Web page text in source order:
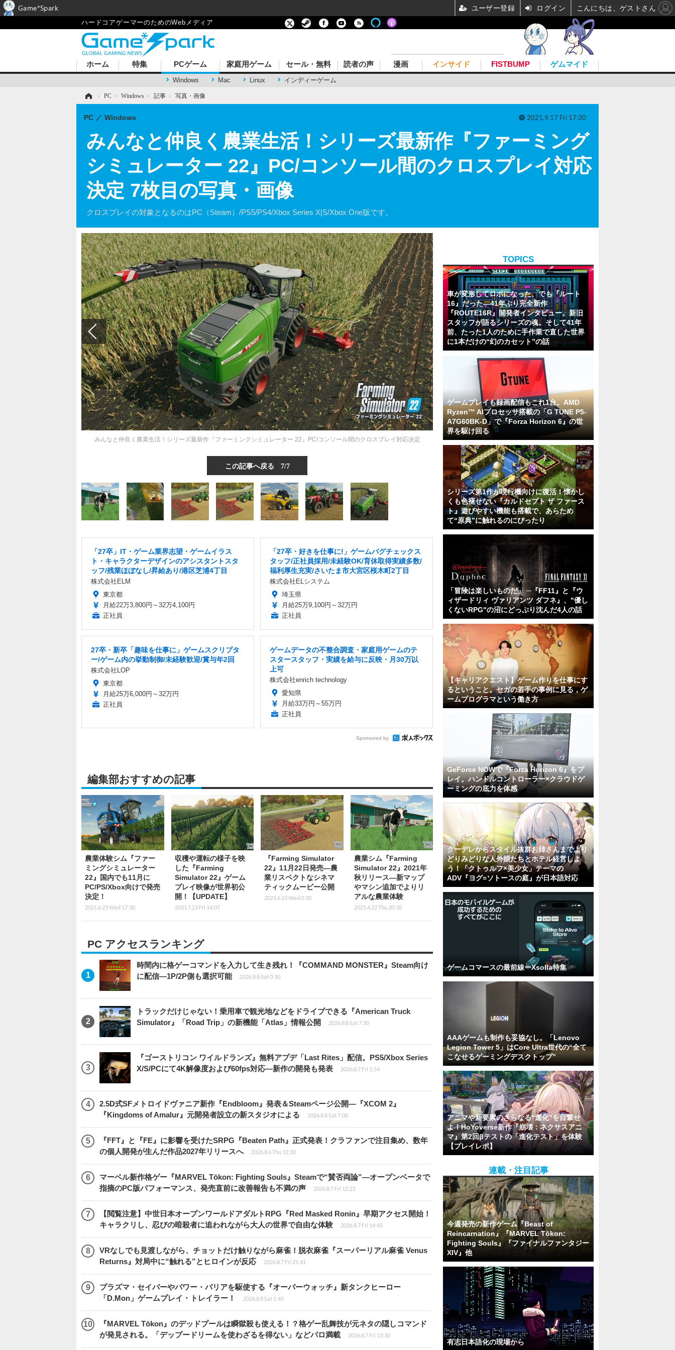
ハードコアゲーマーのためのWebメディア
ホーム 特集 PCゲーム
Windows Mac Linux インディーゲーム
家庭用ゲーム セール・無料 読者の声 漫画 インサイド FISTBUMP ゲムマイド
› PC › Windows › 記事 › 写真・画像
みんなと仲良く農業生活！シリーズ最新作『ファーミング
シミュレーター 22』PC/コンソール間のクロスプレイ対応
決定 7枚目の写真・画像
クロスプレイの対象となるのはPC（Steam）/PS5/PS4/Xbox Series X|S/Xbox One版です。
PC Windows 2021.9.17 Fri 17:30
みんなと仲良く農業生活！シリーズ最新作『ファーミングシミュレーター 22』PC/コンソール間のクロスプレイ対応決定
この記事へ戻る 7/7
「27卒」IT・ゲーム業界志望・ゲームイラス
ト・キャラクターデザインのアシスタントスタ
ッフ/残業ほぼなし/昇給あり/港区芝浦4丁目
株式会社ELM
東京都
月給22万3,800円～32万4,100円
正社員
「27卒・好きを仕事に!」ゲームバグチェックス
タッフ/正社員採用/未経験OK/育休取得実績多数/
福利厚生充実/さいたま市大宮区桜木町2丁目
株式会社ELシステム
埼玉県
月給25万9,100円～32万円
正社員
27卒・新卒「趣味を仕事に」ゲームスクリプタ
ー/ゲーム内の挙動制御/未経験歓迎/賞与年2回
株式会社LOP
東京都
月給25万6,000円～32万円
正社員
ゲームデータの不整合調査・家庭用ゲームのテ
スタースタッフ・実績を給与に反映・月30万以
上可
株式会社enrich technology
愛知県
月給33万円～55万円
正社員
Sponsored by
編集部おすすめの記事
農業体験シム『ファー
ミングシミュレーター
22』国内でも11月に
PC/PS/Xbox向けで発売
決定！
2021.6.23 Wed 17:30
収穫や運転の様子を映
した『Farming
Simulator 22』ゲーム
プレイ映像が世界初公
開！【UPDATE】
2021.7.23 Fri 14:07
『Farming Simulator
22』11月22日発売―農
業リスペクトなシネマ
ティックムービー公開
2021.6.23 Wed 0:30
農業シム『Farming
Simulator 22』2021年
秋リリース―新マップ
やマシン追加でよりリ
アルな農業体験
2021.4.22 Thu 20:30
PC アクセスランキング
時間内に格ゲーコマンドを入力して生き残れ！『COMMAND MONSTER』Steam向け
に配信―1P/2P側も選択可能
2026.8.8 Sat 0:30
トラックだけじゃない！乗用車で観光地などをドライブできる『American Truck
Simulator』「Road Trip」の新機能「Atlas」情報公開
2026.8.8 Sat 7:30
『ゴーストリコン ワイルドランズ』無料アプデ「Last Rites」配信。PS5/Xbox Series
X/S/PCにて4K解像度および60fps対応―新作の開発も発表
2026.8.7 Fri 1:54
2.5D式SFメトロイドヴァニア新作『Endbloom』発表＆Steamページ公開―『XCOM 2』
『Kingdoms of Amalur』元開発者設立の新スタジオによる
2026.8.8 Sat 7:00
『FFT』と『FE』に影響を受けたSRPG『Beaten Path』正式発表！クラファンで注目集め、数年
の個人開発が生んだ作品2027年リリースへ
2026.8.6 Thu 12:30
マーベル新作格ゲー『MARVEL Tōkon: Fighting Souls』Steamで“賛否両論”―オープンベータで
指摘のPC版パフォーマンス、発売直前に改善報告も不満の声
2026.8.7 Fri 12:21
【閲覧注意】中世日本オープンワールドアダルトRPG『Red Masked Ronin』早期アクセス開始！
キャラクリし、忍びの暗殺者に追われながら大人の世界で自由な体験
2026.8.7 Fri 14:45
VRなしでも見渡しながら、チョットだけ触りながら麻雀！脱衣麻雀『スーパーリアル麻雀 Venus
Returns』対局中に“触れる”とヒロインが反応
2026.8.7 Fri 21:41
プラズマ・セイバーやパワー・バリアを駆使する『オーバーウォッチ』新タンクヒーロー
「D.Mon」ゲームプレイ・トレイラー！
2026.8.8 Sat 1:45
『MARVEL Tōkon』のデッドプールは瞬獄殺も使える！？格ゲー乱舞技が元ネタの隠しコマンド
が発見される。「デップードリームを使わざるを得ない」などパロ満載
2026.8.7 Fri 13:30
TOPICS
車が変形してロボになった、でも『ルート
16』だった―41年ぶり完全新作
『ROUTE16R』開発者インタビュー。新旧
スタッフが語るシリーズの魂。そして41年
前、たった1人のために手作業で直した世界
に1本だけの“幻のカセット”の話
ゲームプレイも録画配信もこれ1台。AMD
Ryzen™ AIプロセッサ搭載の「G TUNE P5-
A7G60BK-D」で『Forza Horizon 6』の世
界を駆け回る
シリーズ第1作が現行機向けに復活！懐かし
くも色褪せない『カルドセプト ザ ファース
ト』遊びやすい機能も搭載で、あらため
て“原典”に触れるのにぴったり
「冒険は楽しいものだ」 ─『FF11』と『ウ
ィザードリィ ヴァリアンツ ダフネ』、"優し
くないRPG"の沼にどっぷり沈んだ4人の話
【キャリアクエスト】ゲーム作りを仕事にす
るということ。セガの若手の事例に見る，ゲ
ームプログラマという働き方
GeForce NOWで『Forza Horizon 6』をプ
レイ。ハンドルコントローラー×クラウドゲ
ーミングの底力を体感
クーデレからスタイル抜群お姉さんまでより
どりみどりな人外娘たちとホテル経営しよ
う！「クトゥルフ×美少女」テーマの
ADV『ヨグ=ソトースの庭』が日本語対応
ゲームコマースの最前線ーXsolla特集
AAAゲームも制作も妥協なし。「Lenovo
Legion Tower 5」はCore Ultra世代の“全て
こなせるゲーミングデスクトップ”
アニマや新要素のさらなる“進化”を目撃せ
よ！HoYoverse新作『崩壊：ネクサスアニ
マ』第2回βテストの「進化テスト」を体験
【プレイレポ】
連載・注目記事
今週発売の新作ゲーム『Beast of
Reincarnation』『MARVEL Tōkon:
Fighting Souls』『ファイナルファンタジー
XIV』他
有志日本語化の現場から
Game*Spark ユーザー登録 ログイン こんにちは、ゲストさん